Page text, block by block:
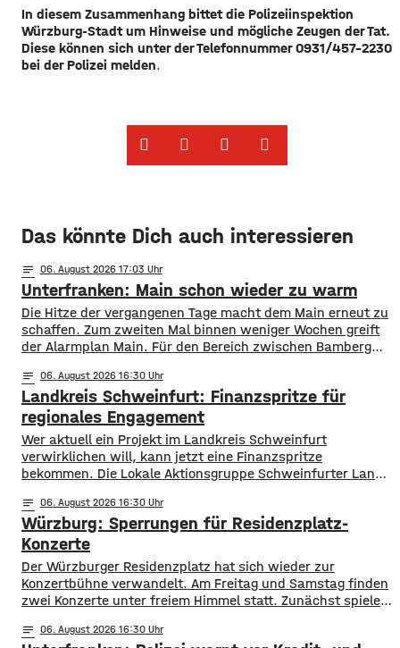
In diesem Zusammenhang bittet die Polizeiinspektion
Würzburg-Stadt um Hinweise und mögliche Zeugen der Tat.
Diese können sich unter der Telefonnummer 0931/457-2230
bei der Polizei melden.
Das könnte Dich auch interessieren
notes 06. August 2026 17:03
Unterfranken: Main schon wieder zu warm
Die Hitze der vergangenen Tage macht dem Main erneut zu
schaffen. Zum zweiten Mal binnen weniger Wochen greift
der Alarmplan Main. Für den Bereich zwischen Bamberg
mainabwärts die zweite von drei Warnstufen. Zwar gibt es
aktuell mit dem Sauerstoffgehalt im Wasser noch keine
Probleme, allerdings ist die Wassertemperatur
notes 06. August 2026 16:30
Landkreis Schweinfurt: Finanzspritze für
regionales Engagement
Wer aktuell ein Projekt im Landkreis Schweinfurt
verwirklichen will, kann jetzt eine Finanzspritze
bekommen. Die Lokale Aktionsgruppe Schweinfurter Land
Bewerben können sich Bürger, Vereine und Organisationen.
Die Projekte sollen den Entwicklungszielen des Landkreises
dienen und das Bürgerengagement des Schweinfurter
Lands stärken. Die Entwicklungsziele sind:
Daseinsvorsorge, sozialer Zusammenhalt,
notes 06. August 2026 16:30
Würzburg: Sperrungen für Residenzplatz-
Konzerte
Der Würzburger Residenzplatz hat sich wieder zur
Konzertbühne verwandelt. Am Freitag und Samstag finden
zwei Konzerte unter freiem Himmel statt. Zunächst spielen
Samstag ist dann das Konzert des Duos Fast Boy. Das
notes 06. August 2026 16:30